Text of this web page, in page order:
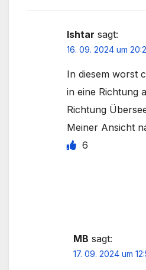
Ishtar sagt:
16. 09. 2024 um
In diesem worst
in eine Richtung
Richtung
Meiner Ansicht
6
MB sagt:
17. 09. 2024 um